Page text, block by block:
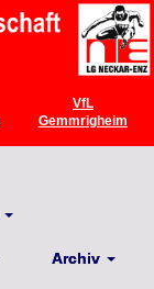
VfL
Gemmrigheim
Archiv